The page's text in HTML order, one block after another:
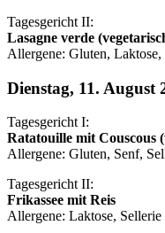
Tagesgericht II:
Lasagne verde
Allergene: Gluten, Laktose,
Dienstag, 11. August
Tagesgericht I:
Ratatouille mit Couscous
Allergene: Gluten, Senf,
Tagesgericht II:
Frikassee mit Reis
Allergene: Laktose, Sellerie